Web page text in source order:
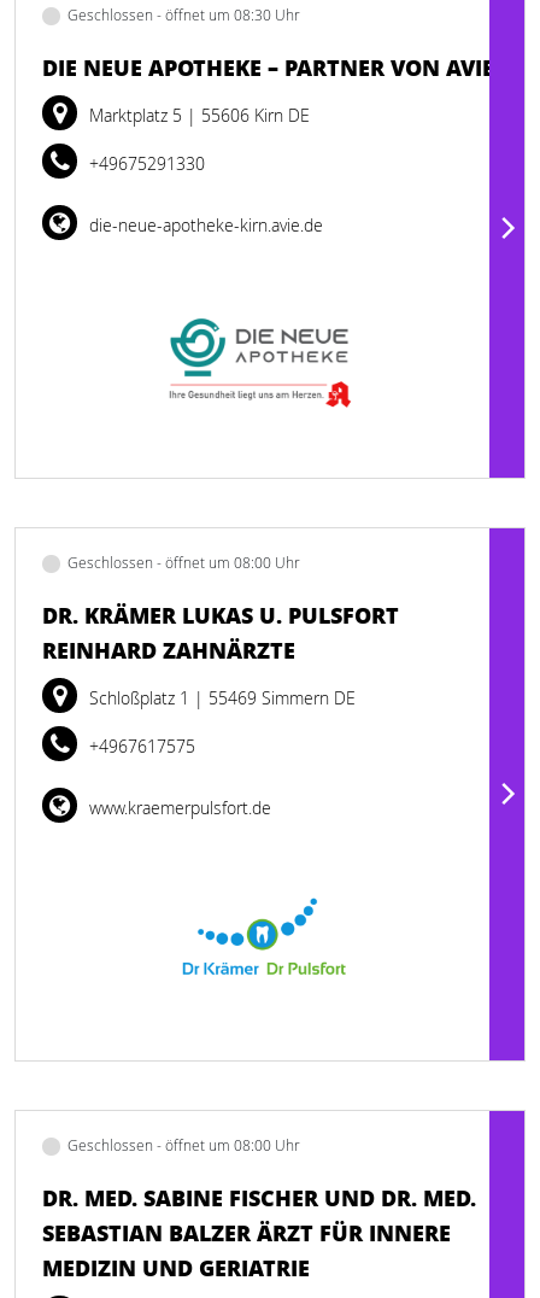
Geschlossen - öffnet um 08:30 Uhr
DIE NEUE APOTHEKE – PARTNER VON AVIE
Marktplatz 5 | 55606 Kirn DE
+49675291330
die-neue-apotheke-kirn.avie.de
Geschlossen - öffnet um 08:00 Uhr
DR. KRÄMER LUKAS U. PULSFORT
REINHARD ZAHNÄRZTE
Schloßplatz 1 | 55469 Simmern DE
+4967617575
www.kraemerpulsfort.de
Geschlossen - öffnet um 08:00 Uhr
DR. MED. SABINE FISCHER UND DR. MED.
SEBASTIAN BALZER ÄRZT FÜR INNERE
MEDIZIN UND GERIATRIE